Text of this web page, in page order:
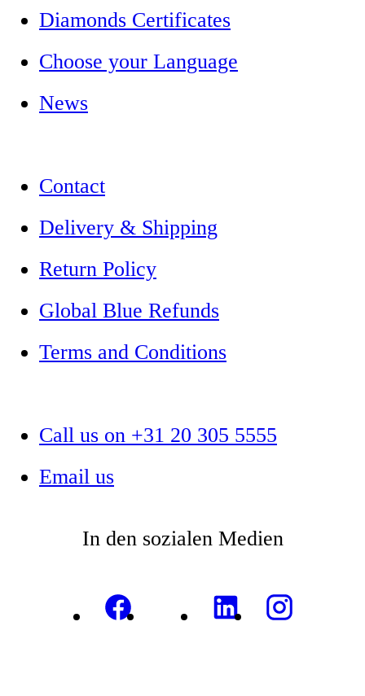
Diamonds Certificates
Choose your Language
News
Contact
Delivery & Shipping
Return Policy
Global Blue Refunds
Terms and Conditions
Call us on +31 20 305 5555
Email us
In den sozialen Medien